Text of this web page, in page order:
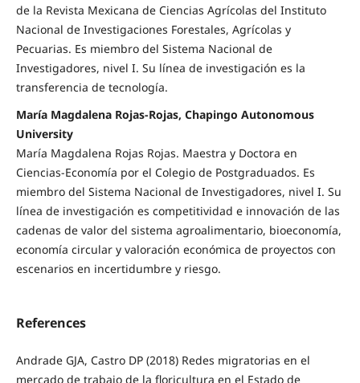
de la Revista Mexicana de Ciencias Agrícolas del Instituto
Nacional de Investigaciones Forestales, Agrícolas y
Pecuarias. Es miembro del Sistema Nacional de
Investigadores, nivel I. Su línea de investigación es la
transferencia de tecnología.
María Magdalena Rojas-Rojas, Chapingo Autonomous
University
María Magdalena Rojas Rojas. Maestra y Doctora en
Ciencias-Economía por el Colegio de Postgraduados. Es
miembro del Sistema Nacional de Investigadores, nivel I. Su
línea de investigación es competitividad e innovación de las
cadenas de valor del sistema agroalimentario, bioeconomía,
economía circular y valoración económica de proyectos con
escenarios en incertidumbre y riesgo.
References
Andrade GJA, Castro DP (2018) Redes migratorias en el
mercado de trabajo de la floricultura en el Estado de